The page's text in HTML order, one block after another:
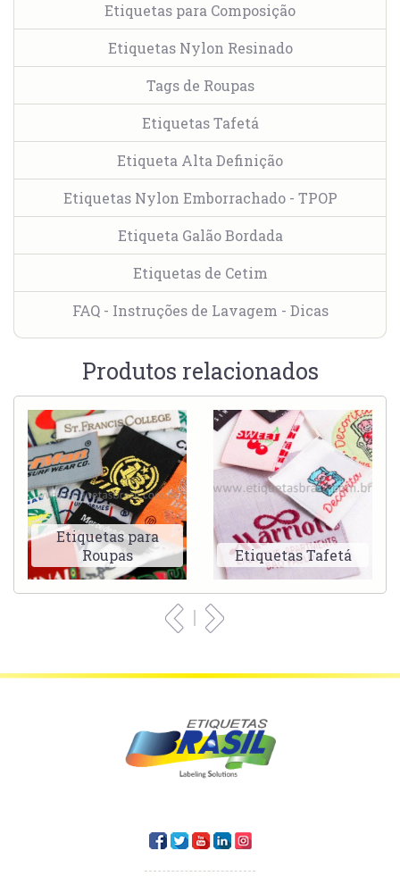
Etiquetas para Composição
Etiquetas Nylon Resinado
Tags de Roupas
Etiquetas Tafetá
Etiqueta Alta Definição
Etiquetas Nylon Emborrachado - TPOP
Etiqueta Galão Bordada
Etiquetas de Cetim
FAQ - Instruções de Lavagem - Dicas
Produtos relacionados
Etiquetas para
Roupas
Etiquetas Tafetá